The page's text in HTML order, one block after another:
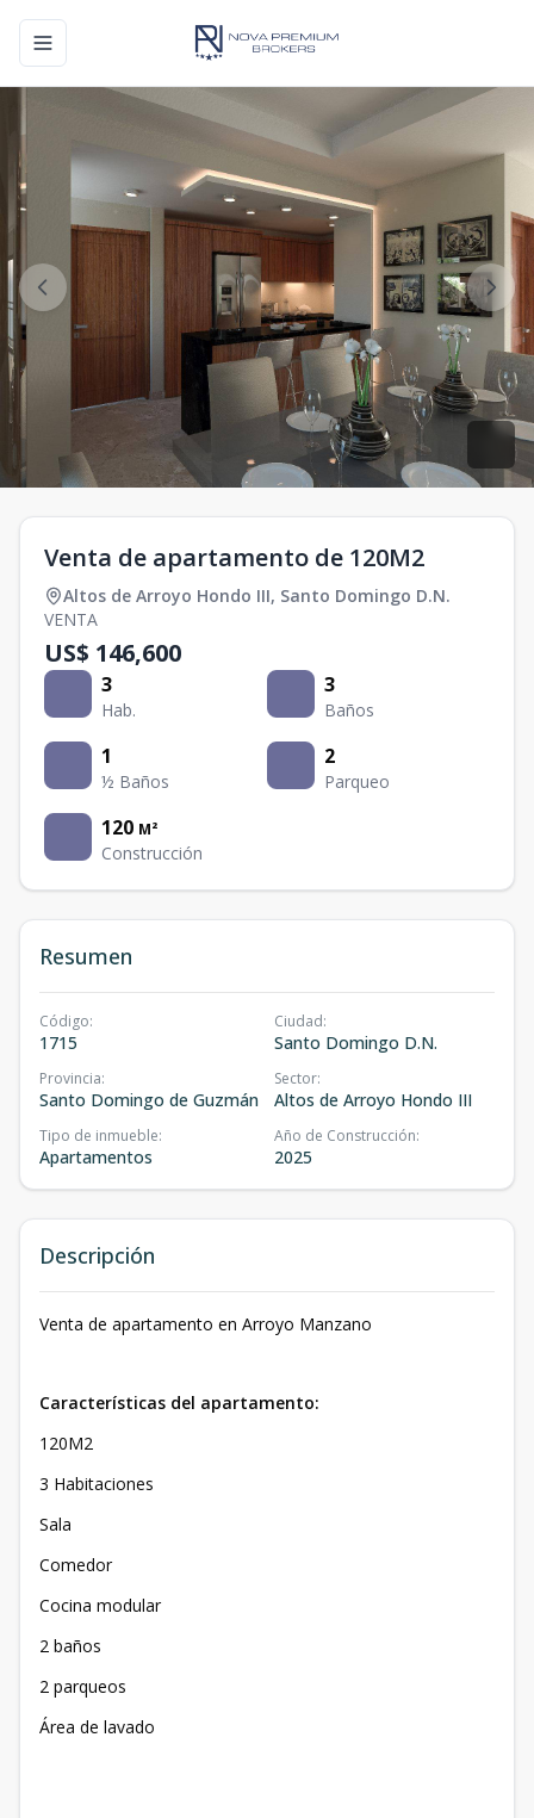
Toggle navigation menu
Venta de apartamento de 120M2
Altos de Arroyo Hondo III, Santo Domingo D.N.
VENTA
US$ 146,600
3
Hab.
3
Baños
1
½ Baños
2
Parqueo
120 M²
Construcción
Resumen
Código:
1715
Ciudad:
Santo Domingo D.N.
Provincia:
Santo Domingo de Guzmán
Sector:
Altos de Arroyo Hondo III
Tipo de inmueble:
Apartamentos
Año de Construcción:
2025
Descripción
Venta de apartamento en Arroyo Manzano
Características del apartamento:
120M2
3 Habitaciones
Sala
Comedor
Cocina modular
2 baños
2 parqueos
Área de lavado